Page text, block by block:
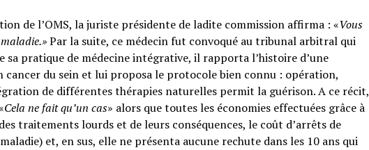
de l’OMS, la juriste présidente de ladite commission affirma : «Vous
Par la suite, ce médecin fut convoqué au tribunal arbitral qui
pratique de médecine intégrative, il rapporta l’histoire d’une
cancer du sein et lui proposa le protocole bien connu : opération,
de différentes thérapies naturelles permit la guérison. A ce récit,
Cela ne fait qu’un cas» alors que toutes les économies effectuées grâce à
traitements lourds et de leurs conséquences, le coût d’arrêts de
et, en sus, elle ne présenta aucune rechute dans les 10 ans qui